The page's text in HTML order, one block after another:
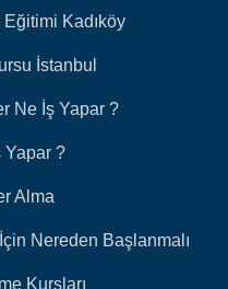
Kadıköy
İstanbul
Ne İş Yapar ?
Yapar ?
Alma
Nereden Başlanmalı
Kursları